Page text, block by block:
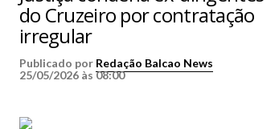
do Cruzeiro por contratação
irregular
Publicado por Redação Balcao News
25/05/2026 às 08:00